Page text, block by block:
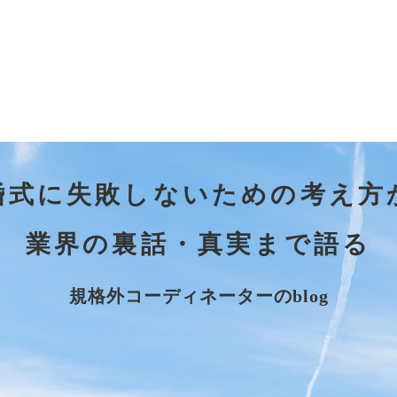
式に失敗しないための考え方
業界の裏話・真実まで語る
規格外コーディネーターのblog